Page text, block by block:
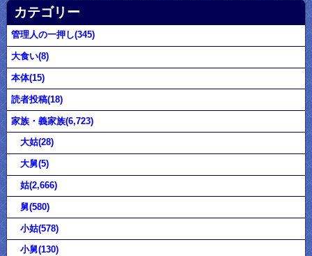
カテゴリー
管理人の一押し(345)
大食い(8)
本体(15)
読者投稿(18)
家族・義家族(6,723)
大姑(28)
大舅(5)
姑(2,666)
舅(580)
小姑(578)
小舅(130)